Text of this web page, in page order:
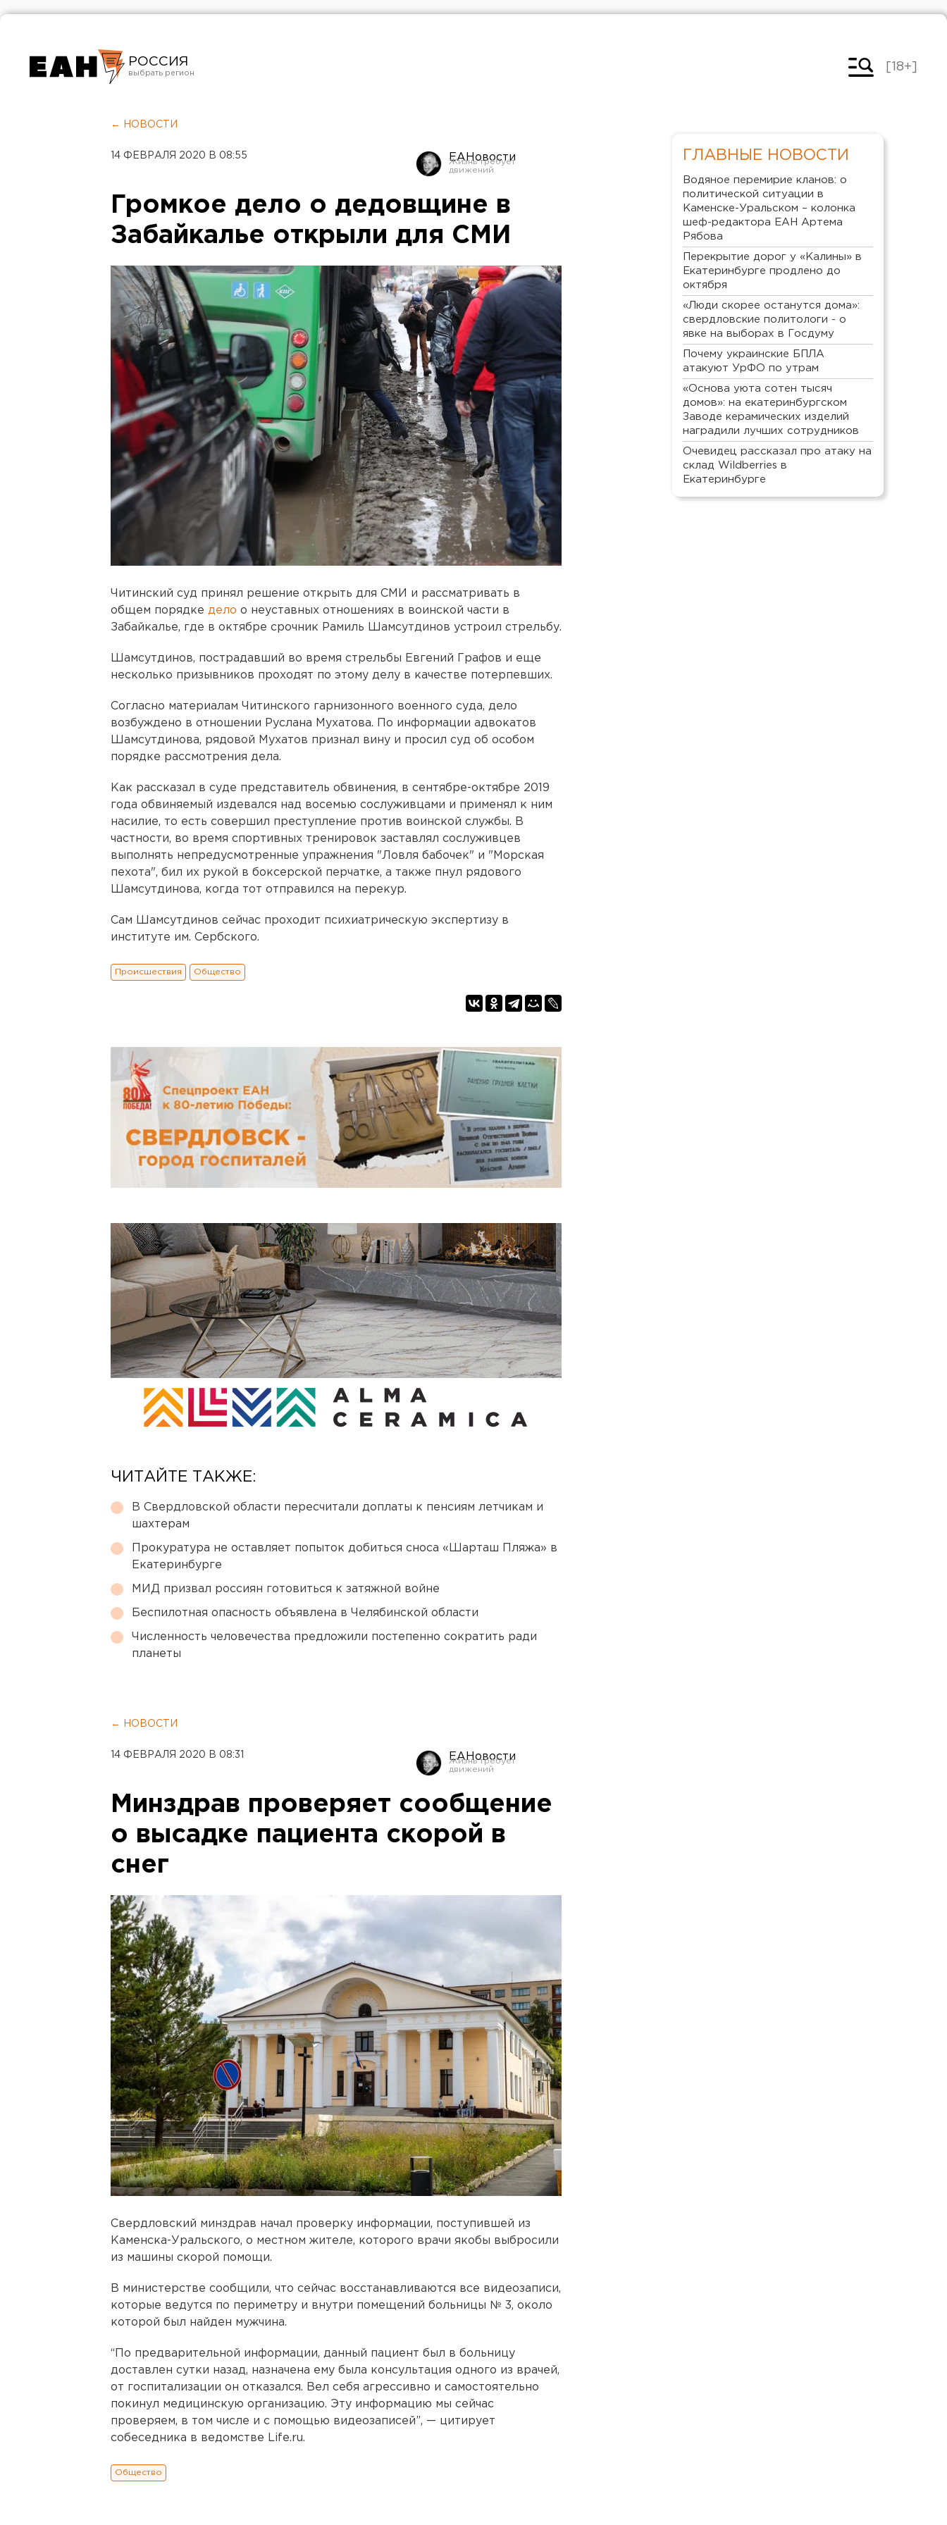
РОССИЯ
Челябинск
[18+]
← НОВОСТИ
14 ФЕВРАЛЯ 2020 В 08:55 ЕАНовости
Громкое дело о дедовщине в
Забайкалье открыли для СМИ
Читинский суд принял решение открыть для СМИ и рассматривать в
общем порядке дело о неуставных отношениях в воинской части в
Забайкалье, где в октябре срочник Рамиль Шамсутдинов устроил стрельбу.
Шамсутдинов, пострадавший во время стрельбы Евгений Графов и еще
несколько призывников проходят по этому делу в качестве потерпевших.
Согласно материалам Читинского гарнизонного военного суда, дело
возбуждено в отношении Руслана Мухатова. По информации адвокатов
Шамсутдинова, рядовой Мухатов признал вину и просил суд об особом
порядке рассмотрения дела.
Как рассказал в суде представитель обвинения, в сентябре-октябре 2019
года обвиняемый издевался над восемью сослуживцами и применял к ним
насилие, то есть совершил преступление против воинской службы. В
частности, во время спортивных тренировок заставлял сослуживцев
выполнять непредусмотренные упражнения "Ловля бабочек" и "Морская
пехота", бил их рукой в боксерской перчатке, а также пнул рядового
Шамсутдинова, когда тот отправился на перекур.
Сам Шамсутдинов сейчас проходит психиатрическую экспертизу в
институте им. Сербского.
Происшествия Общество
ЧИТАЙТЕ ТАКЖЕ:
В Свердловской области пересчитали доплаты к пенсиям летчикам и
шахтерам
Прокуратура не оставляет попыток добиться сноса «Шарташ Пляжа» в
Екатеринбурге
МИД призвал россиян готовиться к затяжной войне
Беспилотная опасность объявлена в Челябинской области
Численность человечества предложили постепенно сократить ради
планеты
← НОВОСТИ
14 ФЕВРАЛЯ 2020 В 08:31 ЕАНовости
Минздрав проверяет сообщение
о высадке пациента скорой в
снег
Свердловский минздрав начал проверку информации, поступившей из
Каменска-Уральского, о местном жителе, которого врачи якобы выбросили
из машины скорой помощи.
В министерстве сообщили, что сейчас восстанавливаются все видеозаписи,
которые ведутся по периметру и внутри помещений больницы № 3, около
которой был найден мужчина.
“По предварительной информации, данный пациент был в больницу
доставлен сутки назад, назначена ему была консультация одного из врачей,
от госпитализации он отказался. Вел себя агрессивно и самостоятельно
покинул медицинскую организацию. Эту информацию мы сейчас
проверяем, в том числе и с помощью видеозаписей”, — цитирует
собеседника в ведомстве Life.ru.
Общество
ГЛАВНЫЕ НОВОСТИ
Водяное перемирие кланов: о
политической ситуации в
Каменске-Уральском – колонка
шеф-редактора ЕАН Артема
Рябова
Перекрытие дорог у «Калины» в
Екатеринбурге продлено до
октября
«Люди скорее останутся дома»:
свердловские политологи - о
явке на выборах в Госдуму
Почему украинские БПЛА
атакуют УрФО по утрам
«Основа уюта сотен тысяч
домов»: на екатеринбургском
Заводе керамических изделий
наградили лучших сотрудников
Очевидец рассказал про атаку на
склад Wildberries в
Екатеринбурге